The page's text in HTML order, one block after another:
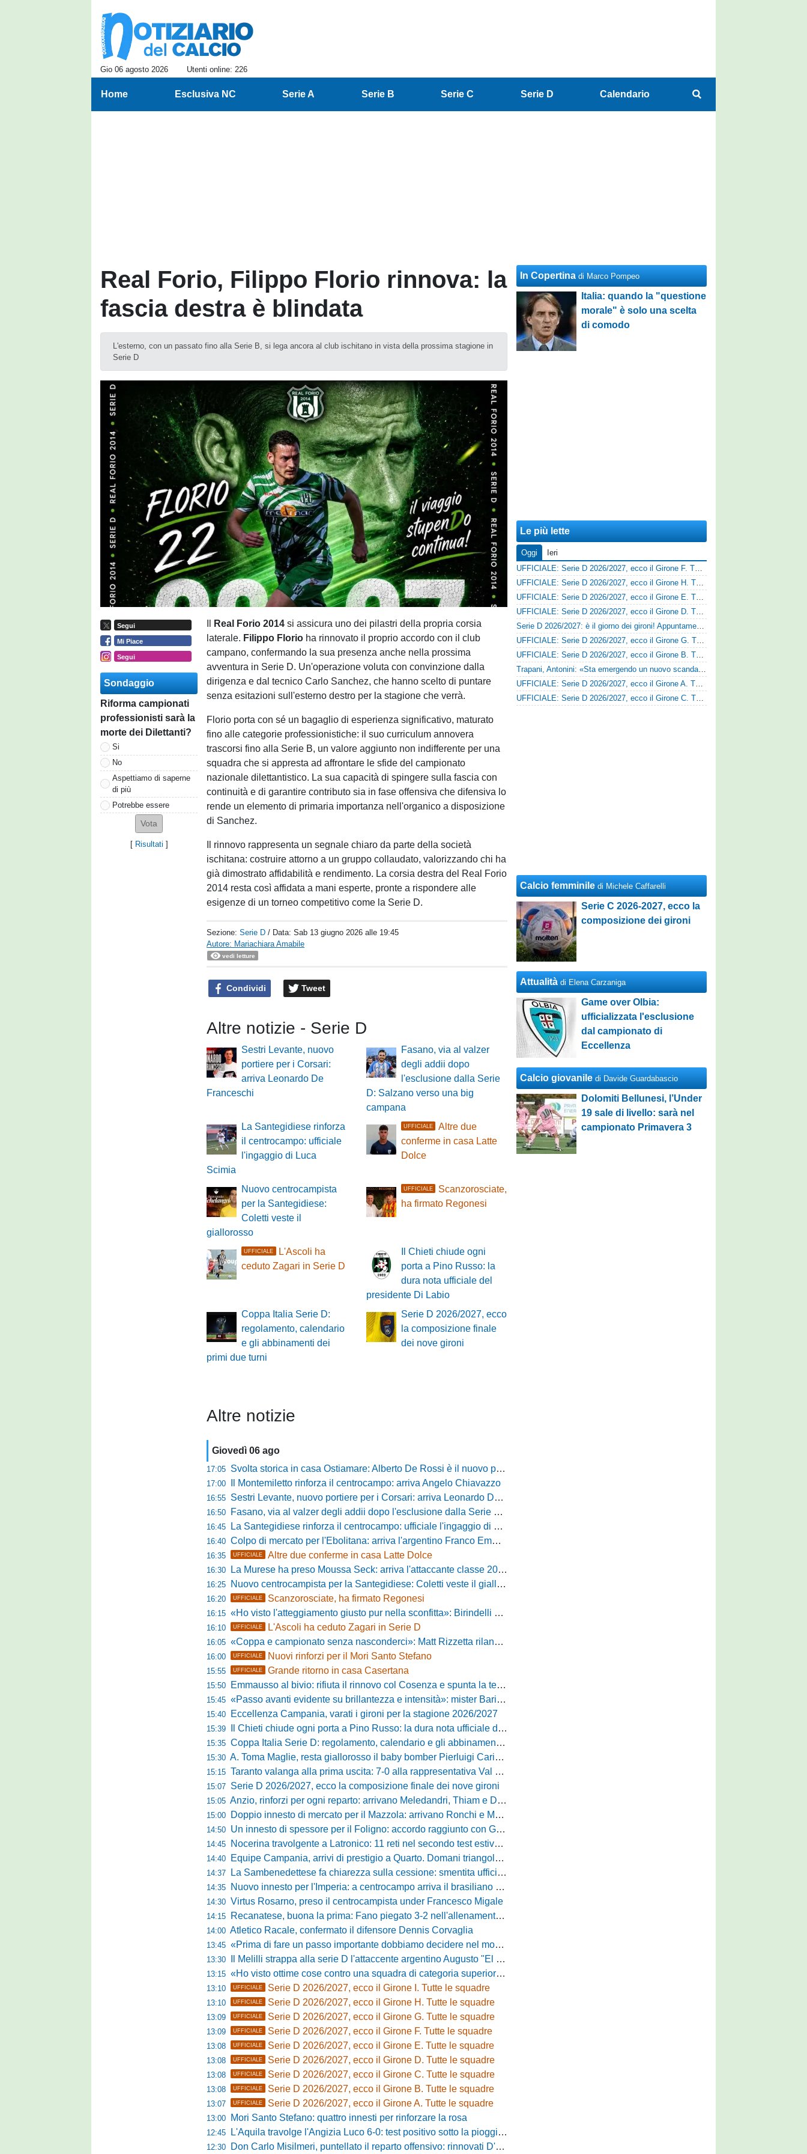
Gio 06 agosto 2026 Utenti online: 226
Home Esclusiva NC Serie A Serie B Serie C Serie D Calendario
Real Forio, Filippo Florio rinnova: la
fascia destra è blindata
L'esterno, con un passato fino alla Serie B, si lega ancora al club ischitano in vista della prossima stagione in
Serie D
Segui
Mi Piace
Segui
Sondaggio
Riforma campionati
professionisti sarà la
morte dei Dilettanti?
Si
No
Aspettiamo di saperne
di più
Potrebbe essere
[ Risultati ]
Real Forio 2014si assicura uno dei pilastri della propria corsia
laterale. Filippo Florio ha rinnovato il proprio accordo con il club
campano, confermando la sua presenza anche nella prossima
avventura in Serie D. Un'operazione voluta con convinzione dalla
dirigenza e dal tecnico Carlo Sanchez, che hanno scelto di puntare
senza esitazioni sull'esterno destro per la stagione che verrà.
Florio porta con sé un bagaglio di esperienza significativo, maturato
fino alle categorie professionistiche: il suo curriculum annovera
trascorsi fino alla Serie B, un valore aggiunto non indifferente per una
squadra che si appresta ad affrontare le sfide del campionato
nazionale dilettantistico. La sua capacità di spingere sulla fascia con
continuità e di garantire contributo sia in fase offensiva che difensiva lo
rende un elemento di primaria importanza nell'organico a disposizione
di Sanchez.
Il rinnovo rappresenta un segnale chiaro da parte della società
ischitana: costruire attorno a un gruppo collaudato, valorizzando chi ha
già dimostrato affidabilità e rendimento. La corsia destra del Real Forio
2014 resta così affidata a mani esperte, pronte a rispondere alle
esigenze di un torneo competitivo come la Serie D.
Sezione:Serie D / Data:Sab 13 giugno 2026 alle 19:45
Autore: Mariachiara Amabile
vedi letture
Condividi Tweet
Altre notizie - Serie D
Sestri Levante, nuovo
portiere per i Corsari:
arriva Leonardo De
Franceschi
Fasano, via al valzer
degli addii dopo
l'esclusione dalla Serie
D: Salzano verso una big
campana
La Santegidiese rinforza
il centrocampo: ufficiale
l'ingaggio di Luca
Scimia
UFFICIALE
Altre due
conferme in casa Latte
Dolce
Nuovo centrocampista
per la Santegidiese:
Coletti veste il
giallorosso
UFFICIALE
Scanzorosciate,
ha firmato Regonesi
UFFICIALE
L'Ascoli ha
ceduto Zagari in Serie D
Il Chieti chiude ogni
porta a Pino Russo: la
dura nota ufficiale del
presidente Di Labio
Coppa Italia Serie D:
regolamento, calendario
e gli abbinamenti dei
primi due turni
Serie D 2026/2027, ecco
la composizione finale
dei nove gironi
Altre notizie
Giovedì 06 ago
17:05 Svolta storica in casa Ostiamare: Alberto De Rossi è il nuovo presidente biancoviola
17:00 Il Montemiletto rinforza il centrocampo: arriva Angelo Chiavazzo
16:55 Sestri Levante, nuovo portiere per i Corsari: arriva Leonardo De Franceschi
16:50 Fasano, via al valzer degli addii dopo l'esclusione dalla Serie D: Salzano verso una big campana
16:45 La Santegidiese rinforza il centrocampo: ufficiale l'ingaggio di Luca Scimia
16:40 Colpo di mercato per l'Ebolitana: arriva l'argentino Franco Emmanuel Boló
16:35 UFFICIALE Altre due conferme in casa Latte Dolce
16:30 La Murese ha preso Moussa Seck: arriva l'attaccante classe 2006
16:25 Nuovo centrocampista per la Santegidiese: Coletti veste il giallorosso
16:20 UFFICIALE Scanzorosciate, ha firmato Regonesi
16:15 «Ho visto l'atteggiamento giusto pur nella sconfitta»: Birindelli promuove il Novara nonostante il KO di Chiavari
16:10 UFFICIALE L'Ascoli ha ceduto Zagari in Serie D
16:05 «Coppa e campionato senza nasconderci»: Matt Rizzetta rilancia le ambizioni del Campobasso
16:00 UFFICIALE Nuovi rinforzi per il Mori Santo Stefano
15:55 UFFICIALE Grande ritorno in casa Casertana
15:50 Emmausso al bivio: rifiuta il rinnovo col Cosenza e spunta la tentazione Foggia
15:45 «Passo avanti evidente su brillantezza e intensità»: mister Barilari promuove il Pineto dopo il test a Palena
15:40 Eccellenza Campania, varati i gironi per la stagione 2026/2027
15:39 Il Chieti chiude ogni porta a Pino Russo: la dura nota ufficiale del presidente Di Labio
15:35 Coppa Italia Serie D: regolamento, calendario e gli abbinamenti dei primi due turni
15:30 A. Toma Maglie, resta giallorosso il baby bomber Pierluigi Cariddi
15:15 Taranto valanga alla prima uscita: 7-0 alla rappresentativa Val di Chiana con un grande Losavio
15:07 Serie D 2026/2027, ecco la composizione finale dei nove gironi
15:05 Anzio, rinforzi per ogni reparto: arrivano Meledandri, Thiam e Damiano
15:00 Doppio innesto di mercato per il Mazzola: arrivano Ronchi e Mugelli
14:50 Un innesto di spessore per il Foligno: accordo raggiunto con Giampà
14:45 Nocerina travolgente a Latronico: 11 reti nel secondo test estivo per i molossi
14:40 Equipe Campania, arrivi di prestigio a Quarto. Domani triangolare con Casertana e Ischia
14:37 La Sambenedettese fa chiarezza sulla cessione: smentita ufficiale del presidente Massi
14:35 Nuovo innesto per l'Imperia: a centrocampo arriva il brasiliano Nunes
14:30 Virtus Rosarno, preso il centrocampista under Francesco Migale
14:15 Recanatese, buona la prima: Fano piegato 3-2 nell'allenamento congiunto del Tubaldi
14:00 Atletico Racale, confermato il difensore Dennis Corvaglia
13:45 «Prima di fare un passo importante dobbiamo decidere nel modo giusto»: Greco e il rebus mercato dopo la vittoria con l'Ossese
13:30 Il Melilli strappa alla serie D l'attaccente argentino Augusto "El Tato" Diaz
13:15 «Ho visto ottime cose contro una squadra di categoria superiore»: Franzini analizza il test del Piacenza
13:10 UFFICIALE Serie D 2026/2027, ecco il Girone I. Tutte le squadre
13:10 UFFICIALE Serie D 2026/2027, ecco il Girone H. Tutte le squadre
13:09 UFFICIALE Serie D 2026/2027, ecco il Girone G. Tutte le squadre
13:09 UFFICIALE Serie D 2026/2027, ecco il Girone F. Tutte le squadre
13:08 UFFICIALE Serie D 2026/2027, ecco il Girone E. Tutte le squadre
13:08 UFFICIALE Serie D 2026/2027, ecco il Girone D. Tutte le squadre
13:08 UFFICIALE Serie D 2026/2027, ecco il Girone C. Tutte le squadre
13:08 UFFICIALE Serie D 2026/2027, ecco il Girone B. Tutte le squadre
13:07 UFFICIALE Serie D 2026/2027, ecco il Girone A. Tutte le squadre
13:00 Mori Santo Stefano: quattro innesti per rinforzare la rosa
12:45 L'Aquila travolge l'Angizia Luco 6-0: test positivo sotto la pioggia, doppietta per Gasperoni
12:30 Don Carlo Misilmeri, puntellato il reparto offensivo: rinnovati D'Aquila e Di Caccamo
In Copertina di Marco Pompeo
Italia: quando la "questione
morale" è solo una scelta
di comodo
Le più lette
Oggi
Ieri
UFFICIALE: Serie D 2026/2027, ecco il Girone F. Tutte le squadre
UFFICIALE: Serie D 2026/2027, ecco il Girone H. Tutte le squadre
UFFICIALE: Serie D 2026/2027, ecco il Girone E. Tutte le squadre
UFFICIALE: Serie D 2026/2027, ecco il Girone D. Tutte le squadre
Serie D 2026/2027: è il giorno dei gironi! Appuntamento fissato
UFFICIALE: Serie D 2026/2027, ecco il Girone G. Tutte le squadre
UFFICIALE: Serie D 2026/2027, ecco il Girone B. Tutte le squadre
Trapani, Antonini: «Sta emergendo un nuovo scandalo»
UFFICIALE: Serie D 2026/2027, ecco il Girone A. Tutte le squadre
UFFICIALE: Serie D 2026/2027, ecco il Girone C. Tutte le squadre
Calcio femminile di Michele Caffarelli
Serie C 2026-2027, ecco la
composizione dei gironi
Attualità di Elena Carzaniga
Game over Olbia:
ufficializzata l'esclusione
dal campionato di
Eccellenza
Calcio giovanile di Davide Guardabascio
Dolomiti Bellunesi, l’Under
19 sale di livello: sarà nel
campionato Primavera 3